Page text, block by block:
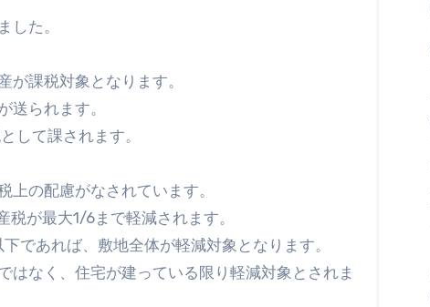
した。
課税対象となります。
送られます。
して課されます。
の配慮がなされています。
が最大1/6まで軽減されます。
であれば、敷地全体が軽減対象となります。
はなく、住宅が建っている限り軽減対象とされま